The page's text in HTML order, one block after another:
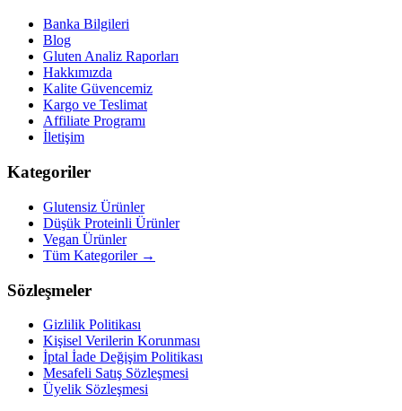
Banka Bilgileri
Blog
Gluten Analiz Raporları
Hakkımızda
Kalite Güvencemiz
Kargo ve Teslimat
Affiliate Programı
İletişim
Kategoriler
Glutensiz Ürünler
Düşük Proteinli Ürünler
Vegan Ürünler
Tüm Kategoriler →
Sözleşmeler
Gizlilik Politikası
Kişisel Verilerin Korunması
İptal İade Değişim Politikası
Mesafeli Satış Sözleşmesi
Üyelik Sözleşmesi